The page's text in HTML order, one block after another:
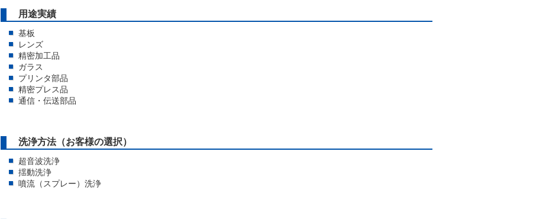
用途実績
基板
レンズ
精密加工品
ガラス
プリンタ部品
精密プレス品
通信・伝送部品
洗浄方法（お客様の選択）
超音波洗浄
揺動洗浄
噴流（スプレー）洗浄